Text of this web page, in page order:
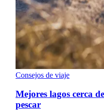
Consejos de viaje
Mejores lagos cerca
pescar